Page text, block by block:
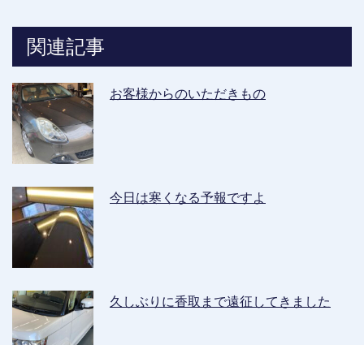
関連記事
お客様からのいただきもの
今日は寒くなる予報ですよ
久しぶりに香取まで遠征してきました